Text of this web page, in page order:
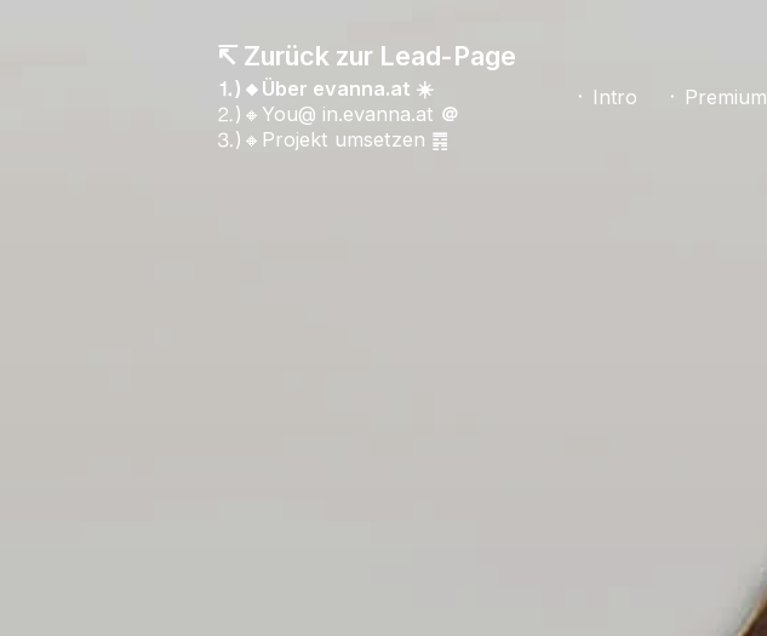
↸ Zurück zur Lead-Page
⒈)🔸Über evanna.at ☀️
⒉)🔸You@ in.evanna.at ＠
⒊)🔸Projekt umsetzen ䷴
᛫ Intro ᛫ Premium